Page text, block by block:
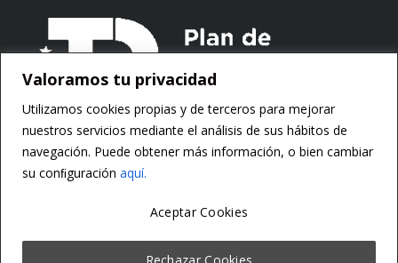
Valoramos tu privacidad
Utilizamos cookies propias y de terceros para mejorar
nuestros servicios mediante el análisis de sus hábitos de
navegación. Puede obtener más información, o bien cambiar
su conﬁguración aquí.
Rechazar Cookies
Aceptar Cookies